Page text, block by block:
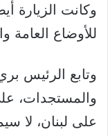
وكانت الزيارة
للأوضاع العامة
وتابع الرئيس
والمستجدات،
على لبنان، لا